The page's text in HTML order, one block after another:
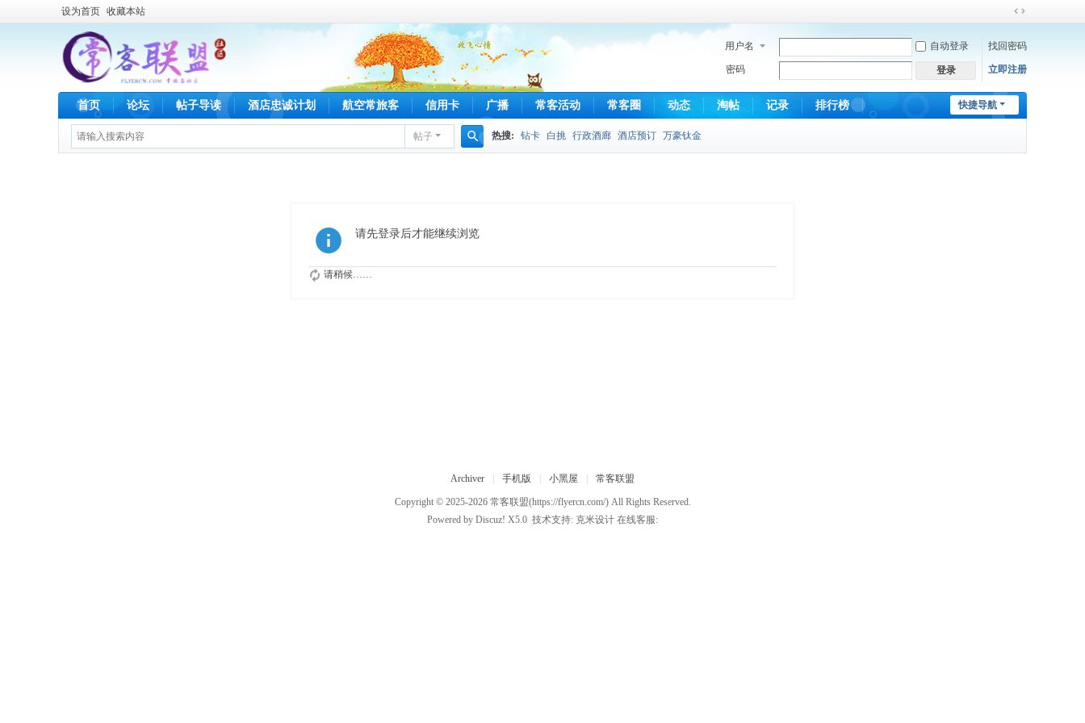
设为首页 收藏本站
切
换
到
宽
用户名 自动登录 找回密码
密码 登录 立即注册
快捷导航
首页 论坛 帖子导读 酒店忠诚计划 航空常旅客 信用卡 广播 常客活动 常客圈 动态 淘帖 记录 排行榜
帖子 热搜: 钻卡 白挑 行政酒廊 酒店预订 万豪钛金
请先登录后才能继续浏览
请稍候……
Archiver 手机版 小黑屋 常客联盟
Copyright © 2025-2026 常客联盟(https://flyercn.com/) All Rights Reserved.
Powered by Discuz! X5.0 技术支持: 克米设计 在线客服: